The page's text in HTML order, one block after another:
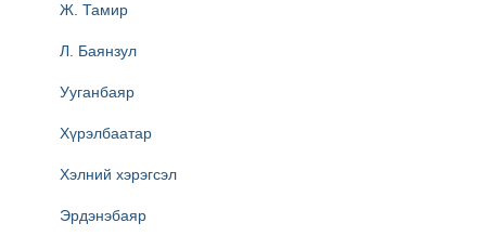
Ж. Тамир
Л. Баянзул
Ууганбаяр
Хүрэлбаатар
Хэлний хэрэгсэл
Эрдэнэбаяр